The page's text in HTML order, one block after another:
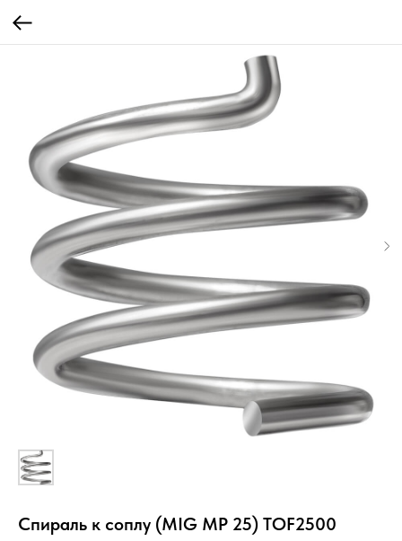
Спираль к соплу (MIG MP 25) TOF2500